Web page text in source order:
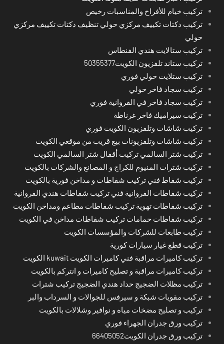
تركيب خيام للأفراح والمناسبات رخيص
تركيب دكتات تكييف مركزي حولي تنظيف دكتات تكييف مركزي
حولي
تركيب ستالايت هندي الفنطاس
تركيب ستاند تلفزيون الكويت50355377
تركيب ستلايت حولي فوري
تركيب سجاد فاخر حولي
تركيب سجاد فاخر في الفروانية فوري
تركيب سيراميك فاخر غرناطة
تركيب شاشات وتلفزيون الكويت فوري
تركيب شاشات وتلفزيونات بيع قريب من موقعي الكويت
تركيب شتر السالمي تركيب أقفال شتر السالمي الكويت
تركيب شترات المنيوم للكراج و المصانع والشركات بالكويت
تركيب شفاط فني تركيب شفاطات و مداخن فورية بالكويت
تركيب شفاطات الفروانية فني تركيب شفاطات هندي الفروانية
تركيب شفاطات تهوية تركيب شفاطات مطاعم ومداخن الكويت
تركيب شفاطات حمامات تركيب شفاطات مداخن في الكويت
تركيب طابعات للشركات والمؤسسات الكويت
تركيب قطع غيار سيارات كورية
تركيب كاميرات مراقبة فني كاميرات الكويت kuwait الكويت
تركيب كاميرات مراقبة و تصليح كاميرات و انتركم بالكويت
تركيب مظلات الضجيج حداد هندي الضجيج تركيب شترات
تركيب مقويات شبكة و سيرفس للجوالات و السرداب والبر
تركيب و تصليح مضخات مياه و نوافير وشلالات بالكويت
تركيب ورق جدران الجهراء فوري
تركيب ورق جدران الكويت66405052